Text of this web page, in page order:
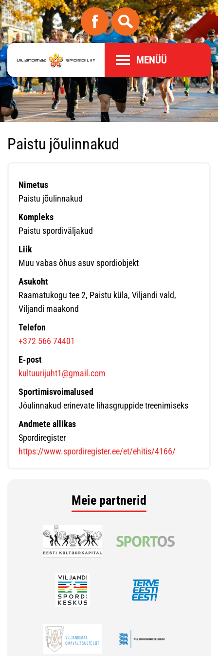
MENÜÜ
Paistu jõulinnakud
Nimetus
Paistu jõulinnakud
Kompleks
Paistu spordiväljakud
Liik
Muu vabas õhus asuv spordiobjekt
Asukoht
Raamatukogu tee 2, Paistu küla, Viljandi vald,
Viljandi maakond
Telefon
+372 566 74401
E-post
kultuurijuht1@gmail.com
Sportimisvoimalused
Jõulinnakud erinevate lihasgruppide treenimiseks
Andmete allikas
Spordiregister
https://www.spordiregister.ee/et/ehitis/4166/
Meie partnerid